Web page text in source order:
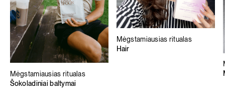
Mėgstamiausias ritualas
Šokoladiniai baltymai
Mėgstamiausias ritualas
Hair